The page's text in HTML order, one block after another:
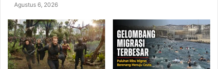
Agustus 6, 2026